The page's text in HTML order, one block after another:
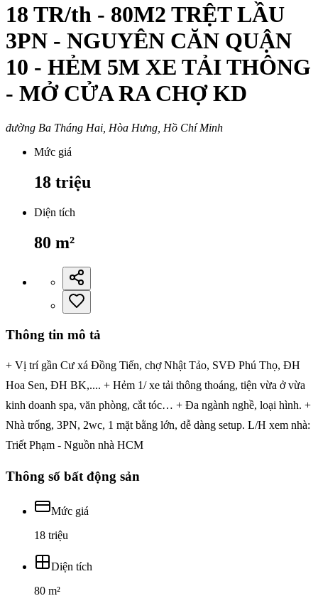
18 TR/th - 80M2 TRỆT LẦU
3PN - NGUYÊN CĂN QUẬN
10 - HẺM 5M XE TẢI THÔNG
- MỞ CỬA RA CHỢ KD
đường Ba Tháng Hai, Hòa Hưng, Hồ Chí Minh
Mức giá
18 triệu
Diện tích
80 m²
Thông tin mô tả
+ Vị trí gần Cư xá Đồng Tiến, chợ Nhật Tảo, SVĐ Phú Thọ, ĐH
Hoa Sen, ĐH BK,.... + Hẻm 1/ xe tải thông thoáng, tiện vừa ở vừa
kinh doanh spa, văn phòng, cắt tóc… + Đa ngành nghề, loại hình. +
Nhà trống, 3PN, 2wc, 1 mặt bằng lớn, dễ dàng setup. L/H xem nhà:
Triết Phạm - Nguồn nhà HCM
Thông số bất động sản
Mức giá
18 triệu
Diện tích
80 m²